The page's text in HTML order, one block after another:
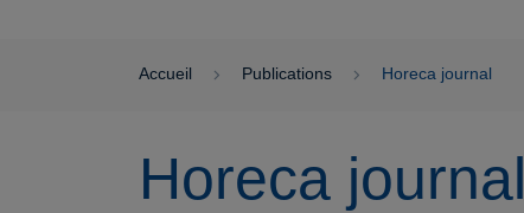
Accueil Publications Horeca journal
Horeca journal